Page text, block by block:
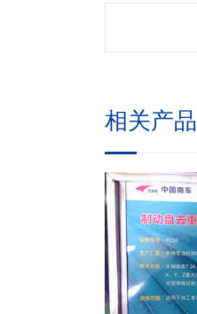
相关产品